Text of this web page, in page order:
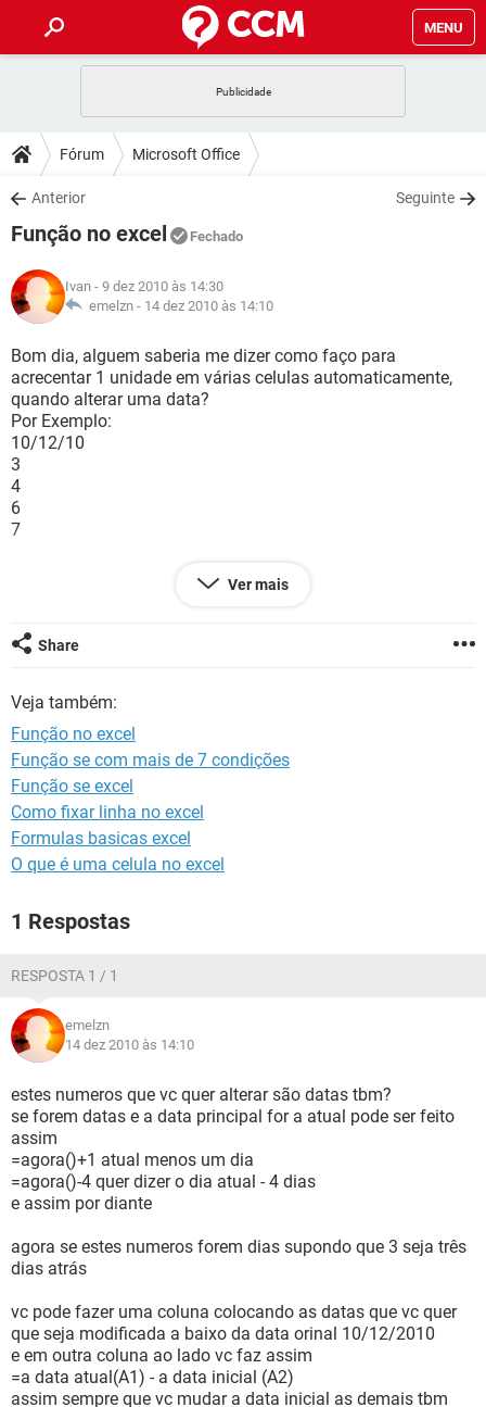
MENU
CELULAR
OUTLOOK
INSTAGRAM
GUIA DE COMPRAS
DICAS
JOGOS
INSTAGRAM
GUIA DE COMPRAS
DOWNLOADS
JOGOS
CELULAR
OUTLOOK EXCEL
INSTAGRAM
GUIA DE COMPRAS
FÓRUM
JOGOS
CELULAR
OUTLOOK EXCEL
INSTAGRAM
GUIA DE COMPRAS
GLOSSÁRIO
JOGOS WHATSAPP
CELULAR FACEBOOK
OUTLOOK
Fórum Microsoft Office
Anterior Seguinte
Função no excel Fechado
Ivan - 9 dez 2010 às 14:30
emelzn - 14 dez 2010 às 14:10
Bom dia, alguem saberia me dizer como faço para
acrecentar 1 unidade em várias celulas automaticamente,
quando alterar uma data?
Por Exemplo:
10/12/10
3
4
6
7
Ao mudar para 11/12/10 a coluna abaixo somar +1
7
Grato
Ver mais
Share
Veja também:
Função no excel
Função se com mais de 7 condições
Função se excel
Como fixar linha no excel
Formulas basicas excel
O que é uma celula no excel
1 Respostas
RESPOSTA 1 / 1
emelzn
14 dez 2010 às 14:10
estes numeros que vc quer alterar são datas tbm?
se forem datas e a data principal for a atual pode ser feito
assim
=agora()+1 atual menos um dia
=agora()-4 quer dizer o dia atual - 4 dias
e assim por diante
agora se estes numeros forem dias supondo que 3 seja três
dias atrás
vc pode fazer uma coluna colocando as datas que vc quer
que seja modificada a baixo da data orinal 10/12/2010
e em outra coluna ao lado vc faz assim
=a data atual(A1) - a data inicial (A2)
assim sempre que vc mudar a data inicial as demais tbm